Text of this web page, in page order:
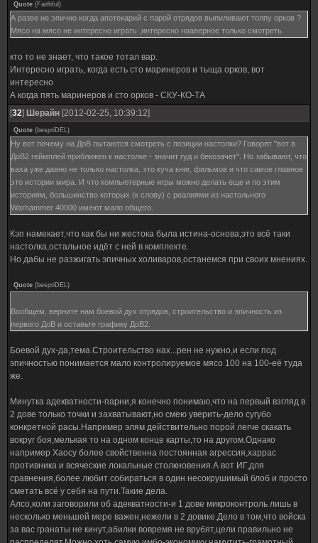
Quote (Faithful )
А разве не эпично когда апотекарий с парой отрядов выпиливают толпу орков ?
Мясо на мясо не интересно играть ,интересно нааверное только смотреть.
кто то не знает, что такое тотал вар.
Интересно играть, когда есть сто маринеров и тыща орков, вот
интересно
А когда пять маринеров и сто орков - СКУ-КО-ТА
[32] Шерайн [2012-02-25, 10:39:12]
Quote (bespriDEL)
Ну вот почему на ДоВ пытаются смотреть с позиции настолки? Говорят "вот в
ДоВ2 геймплей приближен к настолке - значит гуд и бекозачет". Но забывают, что
ваха уже давно не только настолка, это куча книг, фильмов и что самое главное
это истории мира. И что компьютерные игры можно делать еще и по этим
историям, большинство которых (к слову) с реалиями из настольного
Warhammer 40000 имеют мало общего.
Кэп намекает,что как бы ни жестока была истина-основа,это всё таки
настолка,остальное идёт с ней в комплекте.
Но дабы не разжигать эпичных холиваров,останемся при своих мнениях.
Quote (bespriDEL)
Вообщем, верните нам боевой дух отрядов, строительство и эпичность из
первого ДоВ и оставьте графику ДоВ2.
Боевой дух-да,тема.Строительство нах...рен не нужно,и если под
эпичностью понимается мало контролируемое мясо 100 на 100-её туда
же.
Минутка адекватности-парни,я конечно понимаю,что на первый взгляд в
2 дове только точки и захватывают,но смею уверить-дело сугубо
конкретной расы.Например элям действительно порой легче скакать
вокруг боя,мелькая то на одном конце карты,то на другом.Однако
например Хаосу более свойственна постоянная агрессия,харрас
противника и всяческие локальные столкновения.А вот ИГ,для
сравнения,более любит собираться в один несокрушимый блоб и просто
сметать всё у себя на пути.Такие дела.
Алсо,коли заговорили об адекватности-и 1 дове микроконтроль лишь в
несколько меньшей мере важен,нежели в 2 довике.Дело в том,что войска
за вас гранаты не кинут,абилки вовремя не врубят,цели правильно не